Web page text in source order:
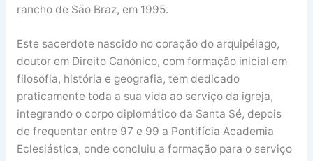
rancho de São Braz, em 1995.
Este sacerdote nascido no coração do arquipélago,
doutor em Direito Canónico, com formação inicial em
filosofia, história e geografia, tem dedicado
praticamente toda a sua vida ao serviço da igreja,
integrando o corpo diplomático da Santa Sé, depois
de frequentar entre 97 e 99 a Pontifícia Academia
Eclesiástica, onde concluiu a formação para o serviço